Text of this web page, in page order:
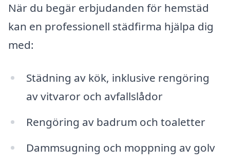
När du begär erbjudanden för hemstäd
kan en professionell städfirma hjälpa dig
med:
Städning av kök, inklusive rengöring
av vitvaror och avfallslådor
Rengöring av badrum och toaletter
Dammsugning och moppning av golv